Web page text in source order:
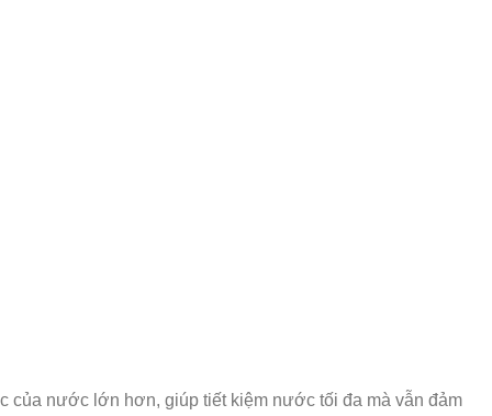
của nước lớn hơn, giúp tiết kiệm nước tối đa mà vẫn đảm